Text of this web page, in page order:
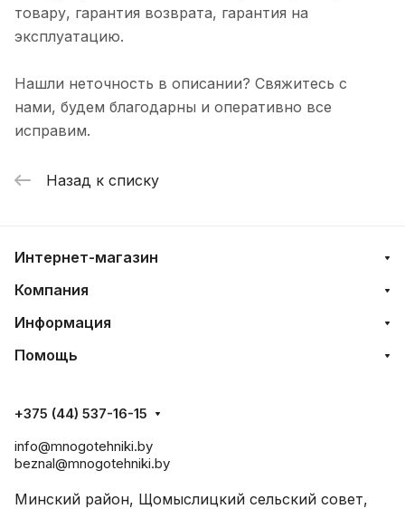
товару, гарантия возврата, гарантия на
эксплуатацию.
Нашли неточность в описании? Свяжитесь с
нами, будем благодарны и оперативно все
исправим.
Назад к списку
Интернет-магазин
Компания
Информация
Помощь
+375 (44) 537-16-15
info@mnogotehniki.by
beznal@mnogotehniki.by
Минский район, Щомыслицкий сельский совет,